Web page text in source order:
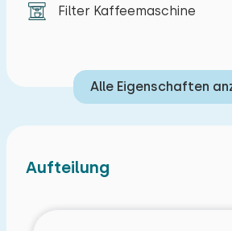
Filter Kaffeemaschine
Alle Eigenschaften
Aufteilung